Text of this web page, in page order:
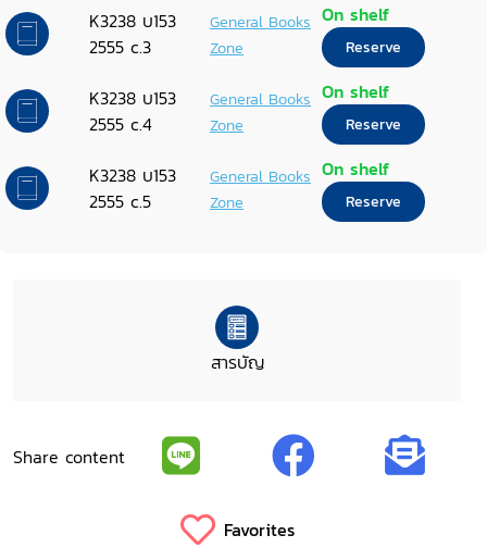
K3238 บ153
2555 c.3
General Books
Zone
On shelf
Reserve
K3238 บ153
2555 c.4
General Books
Zone
On shelf
Reserve
K3238 บ153
2555 c.5
General Books
Zone
On shelf
Reserve
สารบัญ
Share content
Favorites